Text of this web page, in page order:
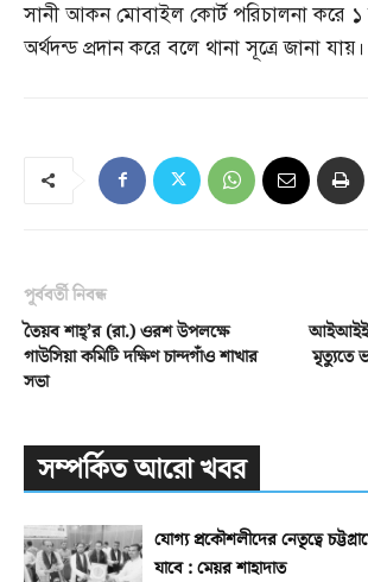
সানী আকন মোবাইল কোর্ট পরিচালনা করে ১
অর্থদন্ড প্রদান করে বলে থানা সূত্রে জানা যায়।
পূর্ববর্তী নিবন্ধ
তৈয়ব শাহ্‌’র (রা.) ওরশ উপলক্ষে
গাউসিয়া কমিটি দক্ষিণ চান্দগাঁও শাখার
সভা
মৃত্যুতে
সম্পর্কিত আরো খবর
যোগ্য প্রকৌশলীদের নেতৃত্বে
যাবে : মেয়র শাহাদাত